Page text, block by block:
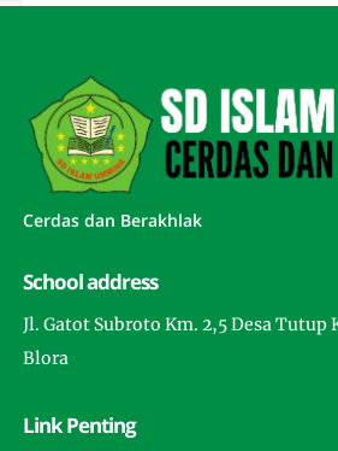
Cerdas dan Berakhlak
School address
Jl. Gatot Subroto Km. 2,5 Desa Tutup
Blora
Link Penting